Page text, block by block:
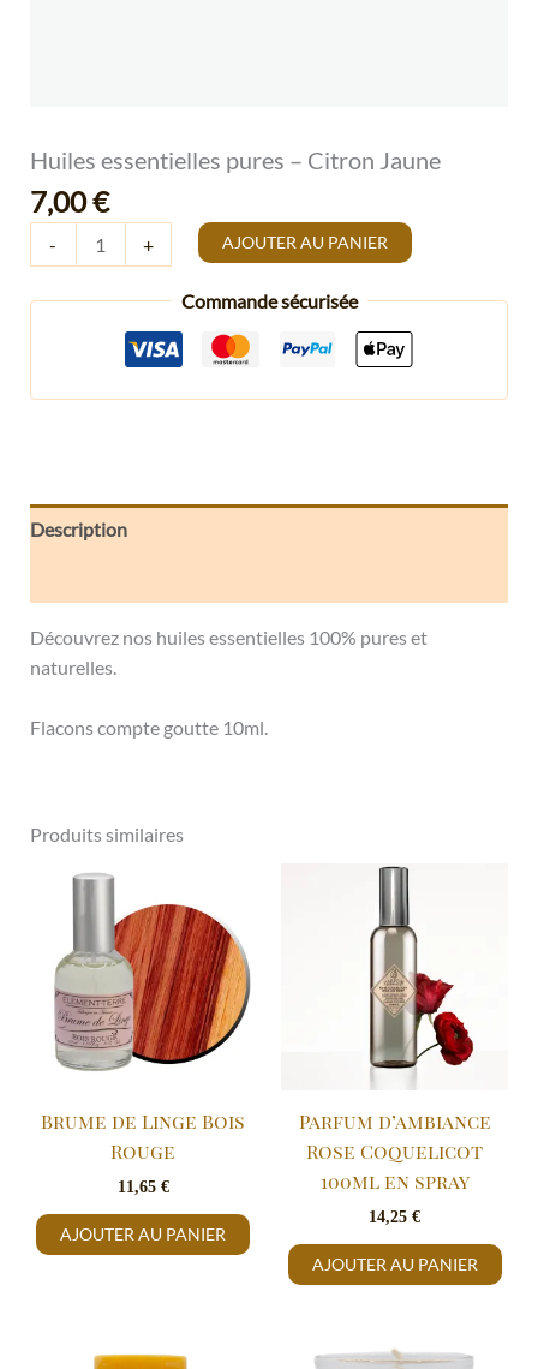
Huiles essentielles pures – Citron Jaune
7,00€
- + AJOUTER AU PANIER
Commande sécurisée
Description
Découvrez nos huiles essentielles 100% pures et
naturelles.
Flacons compte goutte 10ml.
Produits similaires
Brume de Linge Bois
Rouge
11,65 €
AJOUTER AU PANIER
Parfum d’ambiance
Rose Coquelicot
100ml en spray
14,25€
AJOUTER AU PANIER